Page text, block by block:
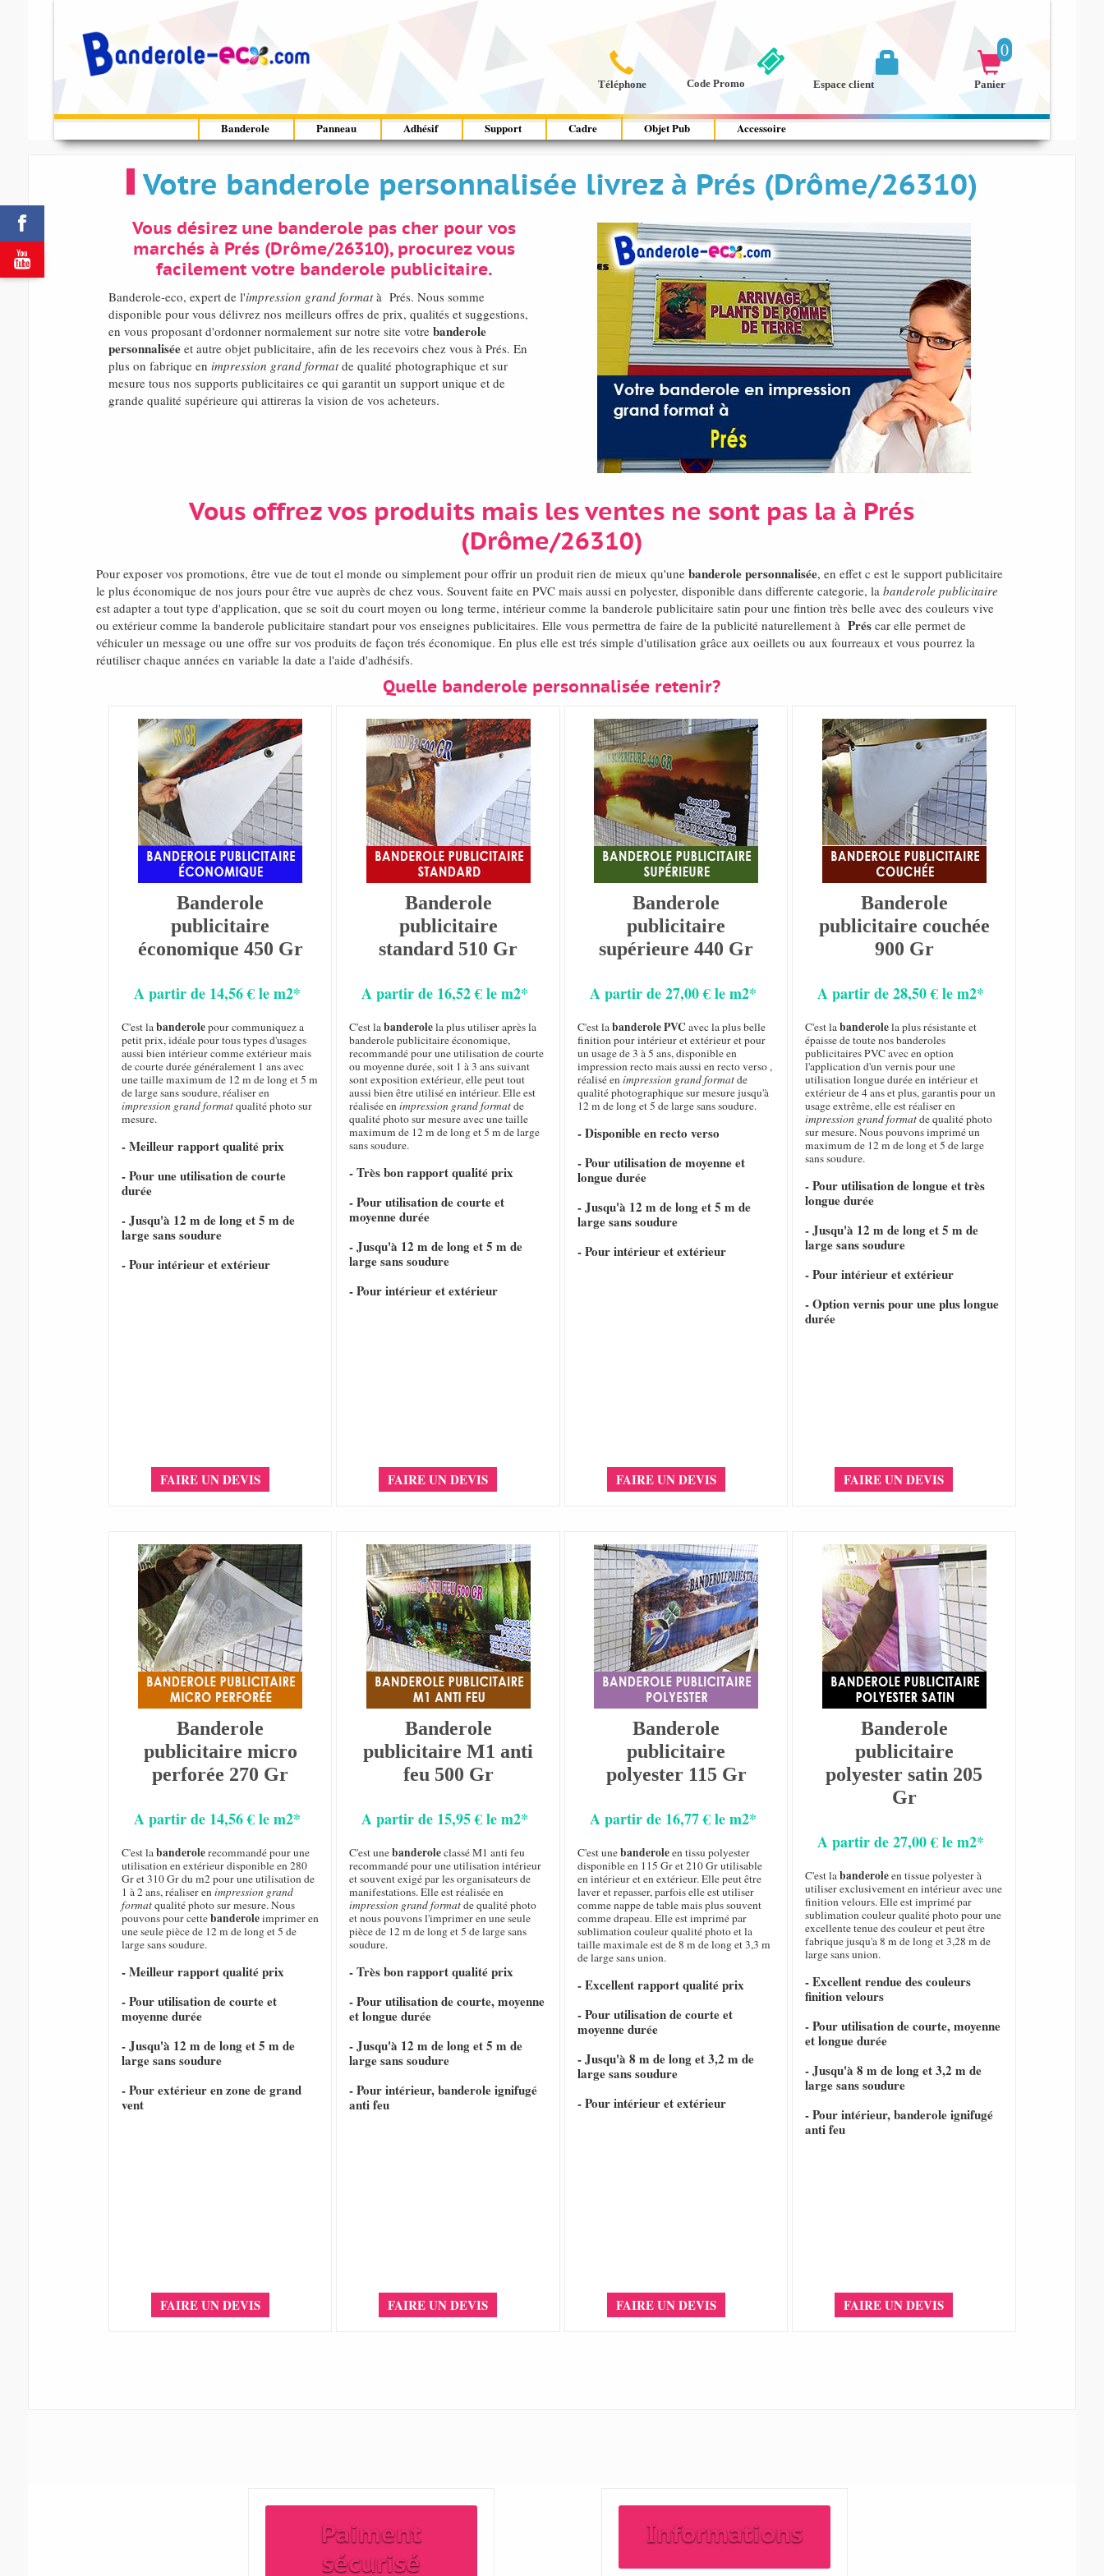



Téléphone
0

Panier

Espace client
Code Promo
Banderole Panneau Adhésif Support Cadre Objet Pub Accessoire
Votre banderole personnalisée livrez à Prés (Drôme/26310)
Vous désirez une banderole pas cher pour vos
marchés à Prés (Drôme/26310), procurez vous
facilement votre banderole publicitaire.
Banderole-eco, expert de l'impression grand formatà Prés. Nous somme
disponible pour vous délivrez nos meilleurs offres de prix, qualités et suggestions,
en vous proposant d'ordonner normalement sur notre site votre banderole
personnaliséeet autre objet publicitaire, afin de les recevoirs chez vous à Prés. En
plus on fabrique en impression grand formatde qualité photographique et sur
mesure tous nos supports publicitaires ce qui garantit un support unique et de
grande qualité supérieure qui attireras la vision de vos acheteurs.
Vous offrez vos produits mais les ventes ne sont pas la à Prés
(Drôme/26310)
Pour exposer vos promotions, être vue de tout el monde ou simplement pour offrir un produit rien de mieux qu'une banderole personnalisée, en effet c est le support publicitaire
le plus économique de nos jours pour être vue auprès de chez vous. Souvent faite en PVC mais aussi en polyester, disponible dans differente categorie, la banderole publicitaire
est adapter a tout type d'application, que se soit du court moyen ou long terme, intérieur comme la banderole publicitaire satin pour une fintion très belle avec des couleurs vive
ou extérieur comme la banderole publicitaire standart pour vos enseignes publicitaires. Elle vous permettra de faire de la publicité naturellement à Préscar elle permet de
véhiculer un message ou une offre sur vos produits de façon trés économique. En plus elle est trés simple d'utilisation grâce aux oeillets ou aux fourreaux et vous pourrez la
réutiliser chaque années en variable la date a l'aide d'adhésifs.
Quelle banderole personnalisée retenir?
Banderole
publicitaire
économique 450 Gr
A partir de 14,56 € le m2*
C'est labanderolepour communiquez a
petit prix, idéale pour tous types d'usages
aussi bien intérieur comme extérieur mais
de courte durée généralement 1 ans avec
une taille maximum de 12 m de long et 5 m
de large sans soudure, réaliser en
impression grand formatqualité photo sur
mesure.
- Meilleur rapport qualité prix
- Pour une utilisation de courte
durée
- Jusqu'à 12 m de long et 5 m de
large sans soudure
- Pour intérieur et extérieur
FAIRE UN DEVIS
Banderole
publicitaire
standard 510 Gr
A partir de 16,52 € le m2*
C'est labanderolela plus utiliser après la
banderole publicitaire économique,
recommandé pour une utilisation de courte
ou moyenne durée, soit 1 à 3 ans suivant
sont exposition extérieur, elle peut tout
aussi bien être utilisé en intérieur. Elle est
réalisée enimpression grand formatde
qualité photo sur mesure avec une taille
maximum de 12 m de long et 5 m de large
sans soudure.
- Très bon rapport qualité prix
- Pour utilisation de courte et
moyenne durée
- Jusqu'à 12 m de long et 5 m de
large sans soudure
- Pour intérieur et extérieur
FAIRE UN DEVIS
Banderole
publicitaire
supérieure 440 Gr
A partir de 27,00 € le m2*
C'est labanderole PVC avec la plus belle
finition pour intérieur et extérieur et pour
un usage de 3 à 5 ans, disponible en
impression recto mais aussi en recto verso ,
réalisé enimpression grand formatde
qualité photographique sur mesure jusqu'à
12 m de long et 5 de large sans soudure.
- Disponible en recto verso
- Pour utilisation de moyenne et
longue durée
- Jusqu'à 12 m de long et 5 m de
large sans soudure
- Pour intérieur et extérieur
FAIRE UN DEVIS
Banderole
publicitaire couchée
900 Gr
A partir de 28,50 € le m2*
C'est labanderolela plus résistante et
épaisse de toute nos banderoles
publicitaires PVC avec en option
l'application d'un vernis pour une
utilisation longue durée en intérieur et
extérieur de 4 ans et plus, garantis pour un
usage extrême, elle est réaliser en
impression grand formatde qualité photo
sur mesure. Nous pouvons imprimé un
maximum de 12 m de long et 5 de large
sans soudure.
- Pour utilisation de longue et très
longue durée
- Jusqu'à 12 m de long et 5 m de
large sans soudure
- Pour intérieur et extérieur
- Option vernis pour une plus longue
durée
FAIRE UN DEVIS
Banderole
publicitaire micro
perforée 270 Gr
A partir de 14,56 € le m2*
C'est labanderolerecommandé pour une
utilisation en extérieur disponible en 280
Gr et 310 Gr du m2 pour une utilisation de
1 à 2 ans, réaliser enimpression grand
formatqualité photo sur mesure. Nous
pouvons pour cettebanderoleimprimer en
une seule pièce de 12 m de long et 5 de
large sans soudure.
- Meilleur rapport qualité prix
- Pour utilisation de courte et
moyenne durée
- Jusqu'à 12 m de long et 5 m de
large sans soudure
- Pour extérieur en zone de grand
vent
FAIRE UN DEVIS
Banderole
publicitaire M1 anti
feu 500 Gr
A partir de 15,95 € le m2*
C'est unebanderoleclassé M1 anti feu
recommandé pour une utilisation intérieur
et souvent exigé par les organisateurs de
manifestations. Elle est réalisée en
impression grand formatde qualité photo
et nous pouvons l'imprimer en une seule
pièce de 12 m de long et 5 de large sans
soudure.
- Très bon rapport qualité prix
- Pour utilisation de courte, moyenne
et longue durée
- Jusqu'à 12 m de long et 5 m de
large sans soudure
- Pour intérieur, banderole ignifugé
anti feu
FAIRE UN DEVIS
Banderole
publicitaire
polyester 115 Gr
A partir de 16,77 € le m2*
C'est unebanderoleen tissu polyester
disponible en 115 Gr et 210 Gr utilisable
en intérieur et en extérieur. Elle peut être
laver et repasser, parfois elle est utiliser
comme nappe de table mais plus souvent
comme drapeau. Elle est imprimé par
sublimation couleur qualité photo et la
taille maximale est de 8 m de long et 3,3 m
de large sans union.
- Excellent rapport qualité prix
- Pour utilisation de courte et
moyenne durée
- Jusqu'à 8 m de long et 3,2 m de
large sans soudure
- Pour intérieur et extérieur
FAIRE UN DEVIS
Banderole
publicitaire
polyester satin 205
Gr
A partir de 27,00 € le m2*
C'est labanderoleen tissue polyester à
utiliser exclusivement en intérieur avec une
finition velours. Elle est imprimé par
sublimation couleur qualité photo pour une
excellente tenue des couleur et peut être
fabrique jusqu'a 8 m de long et 3,28 m de
large sans union.
- Excellent rendue des couleurs
finition velours
- Pour utilisation de courte, moyenne
et longue durée
- Jusqu'à 8 m de long et 3,2 m de
large sans soudure
- Pour intérieur, banderole ignifugé
anti feu
FAIRE UN DEVIS
Paiment
sécurisé
Informations